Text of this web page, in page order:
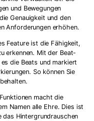
und Bewegungen
Genauigkeit und den
Anforderungen erhöhen.
Feature ist die Fähigkeit,
erkennen. Mit der Beat-
die Beats und markiert
So können Sie
macht die
Namen alle Ehre. Dies ist
das Hintergrundrauschen